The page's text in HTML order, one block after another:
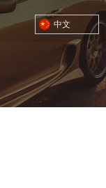
中文